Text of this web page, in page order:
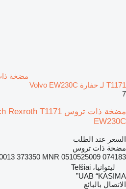
T1171 لـ حفارة Volvo EW230C
7
EW230C
السعر عند الطلب
مضخة ذات تروس
373350 MNR 0510525009 074183
ليتوانيا، Telšiai
UAB “KASIMA”
الاتصال بالبائع